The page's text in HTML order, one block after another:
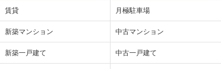
賃貸 月極駐車場
新築マンション 中古マンション
新築一戸建て 中古一戸建て